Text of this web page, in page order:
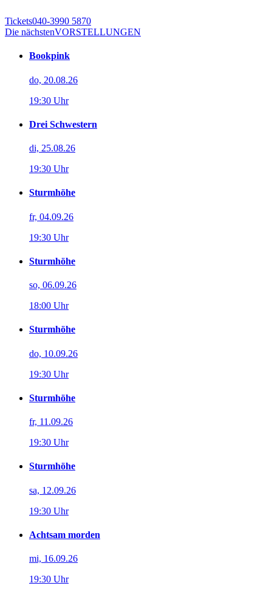
Tickets040-3990 5870
Die nächstenVORSTELLUNGEN
Bookpink
do, 20.08.26
19:30 Uhr
Drei Schwestern
di, 25.08.26
19:30 Uhr
Sturmhöhe
fr, 04.09.26
19:30 Uhr
Sturmhöhe
so, 06.09.26
18:00 Uhr
Sturmhöhe
do, 10.09.26
19:30 Uhr
Sturmhöhe
fr, 11.09.26
19:30 Uhr
Sturmhöhe
sa, 12.09.26
19:30 Uhr
Achtsam morden
mi, 16.09.26
19:30 Uhr